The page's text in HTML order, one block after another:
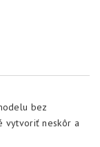
bez
vytvoriť neskôr a